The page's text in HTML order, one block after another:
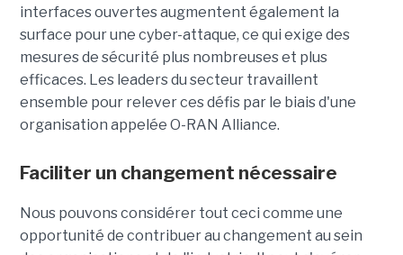
interfaces ouvertes augmentent également la
surface pour une cyber-attaque, ce qui exige des
mesures de sécurité plus nombreuses et plus
efficaces. Les leaders du secteur travaillent
ensemble pour relever ces défis par le biais d'une
organisation appelée O-RAN Alliance.
Faciliter un changement nécessaire
Nous pouvons considérer tout ceci comme une
opportunité de contribuer au changement au sein